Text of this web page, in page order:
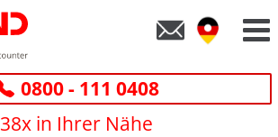
0800 - 111 0408
38x in Ihrer Nähe